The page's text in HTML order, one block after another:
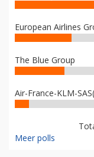
European Airlines
The Blue Group
Air-France-KLM-
Meer polls